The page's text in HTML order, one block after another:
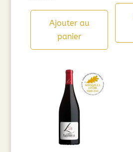
Ajouter au
panier